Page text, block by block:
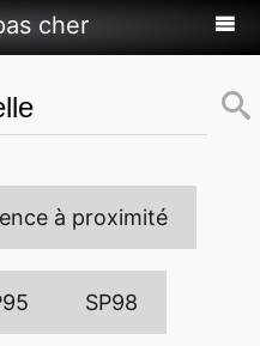
cher
à proximité
SP98